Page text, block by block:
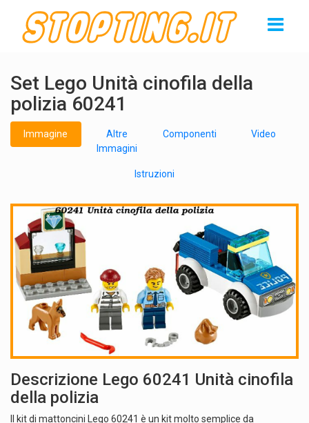
Set Lego Unità cinofila della
polizia 60241
Immagine
Altre
Immagini
Componenti Video
Istruzioni
Descrizione Lego 60241 Unità cinofila
della polizia
Il kit di mattoncini Lego 60241 è un kit molto semplice da